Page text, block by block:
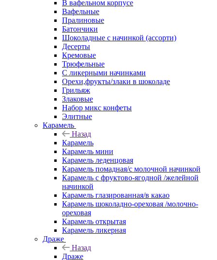
В вафельном корпусе
Вафельные
Пралиновые
Батончики
Шоколадные с начинкой (ассорти)
Десерты
Кремовые
Трюфельные
С ликерными начинками
Орехи,фрукты/злаки в шоколаде
Грильяж
Злаковые
Набор микс конфеты
Элитные
Карамель
Назад
Карамель
Карамель мини
Карамель леденцовая
Карамель помадная/с молочной начинкой
Карамель с фруктово-ягодной /желейной
начинкой
Карамель глазированная/в какао
Карамель шоколадно-ореховая /молочно-
ореховая
Карамель открытая
Карамель ликерная
Драже
Назад
Драже